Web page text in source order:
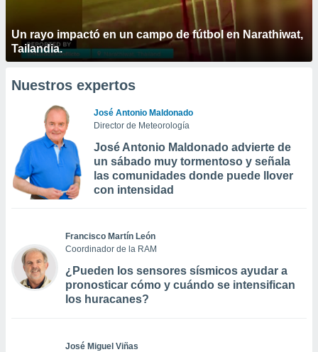
Un rayo impactó en un campo de fútbol en Narathiwat,
Tailandia.
Nuestros expertos
José Antonio Maldonado
Director de Meteorología
José Antonio Maldonado advierte de
un sábado muy tormentoso y señala
las comunidades donde puede llover
con intensidad
Francisco Martín León
Coordinador de la RAM
¿Pueden los sensores sísmicos ayudar a
pronosticar cómo y cuándo se intensifican
los huracanes?
José Miguel Viñas